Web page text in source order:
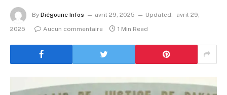
By Diégoune Infos avril 29, 2025 Updated:
avril 29,
2025
Aucun commentaire 1 Min Read